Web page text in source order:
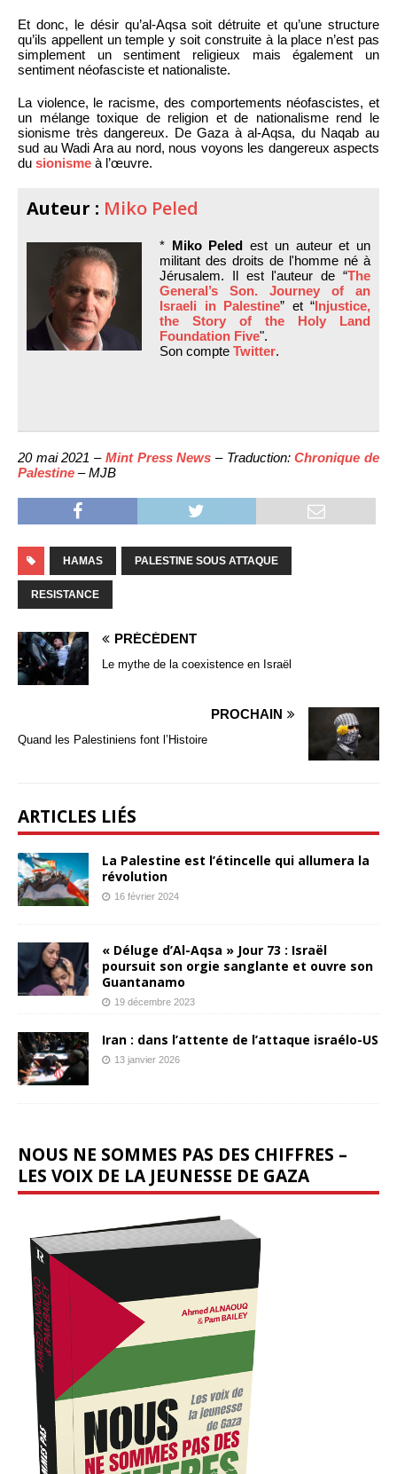
Et donc, le désir qu’al-Aqsa soit détruite et qu’une structure
qu’ils appellent un temple y soit construite à la place n’est pas
simplement un sentiment religieux mais également un
sentiment néofasciste et nationaliste.
La violence, le racisme, des comportements néofascistes, et
un mélange toxique de religion et de nationalisme rend le
sionisme très dangereux. De Gaza à al-Aqsa, du Naqab au
sud au Wadi Ara au nord, nous voyons les dangereux aspects
du sionisme à l’œuvre.
Auteur : Miko Peled
* Miko Peled est un auteur et un
militant des droits de l'homme né à
Jérusalem. Il est l'auteur de “The
General’s Son. Journey of an
Israeli in Palestine” et “Injustice,
the Story of the Holy Land
Foundation Five".
Son compte Twitter.
20 mai 2021 – Mint Press News – Traduction:Chronique de
Palestine – MJB
HAMAS PALESTINE SOUS ATTAQUE
RESISTANCE
PRÉCÉDENT
Le mythe de la coexistence en Israël
PROCHAIN
Quand les Palestiniens font l’Histoire
ARTICLES LIÉS
La Palestine est l’étincelle qui allumera la
révolution
16 février 2024
« Déluge d’Al-Aqsa » Jour 73 : Israël
poursuit son orgie sanglante et ouvre son
Guantanamo
19 décembre 2023
Iran : dans l’attente de l’attaque israélo-US
13 janvier 2026
NOUS NE SOMMES PAS DES CHIFFRES –
LES VOIX DE LA JEUNESSE DE GAZA